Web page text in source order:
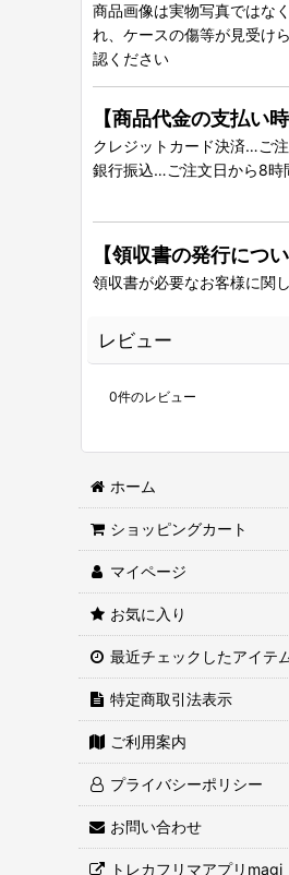
商品画像は実物写真ではな
れ、ケースの傷等が見受け
認ください
【商品代金の支払い時
クレジットカード決済…ご
銀行振込…ご注文日から8時
【領収書の発行につい
領収書が必要なお客様に関
レビュー
0件のレビュー
ホーム
ショッピングカート
マイページ
お気に入り
最近チェックしたアイテ
特定商取引法表示
ご利用案内
プライバシーポリシー
お問い合わせ
トレカフリマアプリmagi